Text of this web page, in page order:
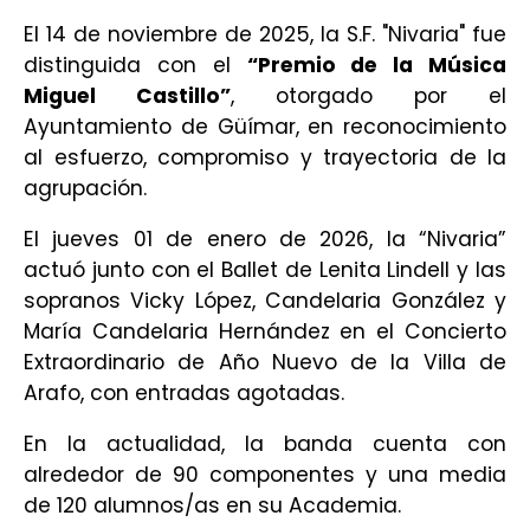
El 14 de noviembre de 2025, la S.F. "Nivaria" fue
distinguida con el “Premio de la Música
Miguel Castillo”, otorgado por el
Ayuntamiento de Güímar, en reconocimiento
al esfuerzo, compromiso y trayectoria de la
agrupación.
El jueves 01 de enero de 2026, la “Nivaria”
actuó junto con el Ballet de Lenita Lindell y las
sopranos Vicky López, Candelaria González y
María Candelaria Hernández en el Concierto
Extraordinario de Año Nuevo de la Villa de
Arafo, con entradas agotadas.
En la actualidad, la banda cuenta con
alrededor de 90 componentes y una media
de 120 alumnos/as en su Academia.